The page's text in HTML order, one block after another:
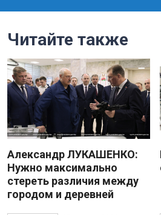
Читайте также
Александр ЛУКАШЕНКО:
Нужно максимально
стереть различия между
городом и деревней